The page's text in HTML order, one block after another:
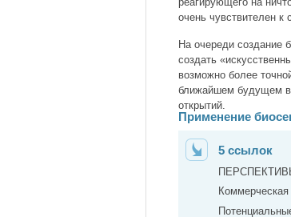
очень чувствителен
На очереди создание
создать
возможно более
ближайшем будущем в
открытий.
Применение
5 ссылок